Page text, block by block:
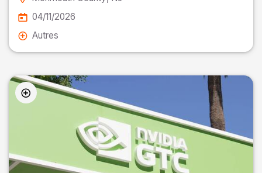
04/11/2026
Autres